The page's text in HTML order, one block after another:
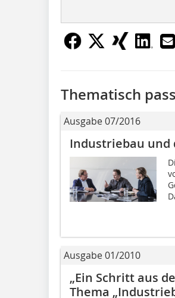
Thematisch
Ausgabe 07/2016
Industriebau und
Ausgabe 01/2010
„Ein Schritt aus
Thema